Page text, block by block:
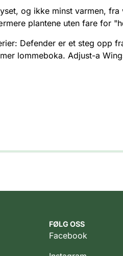
og ikke minst varmen, fra
plantene uten fare for
Defender er et steg opp
lommeboka. Adjust-a
FØLG OSS
Facebook